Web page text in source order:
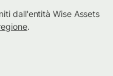
dall'entità Wise Assets
.